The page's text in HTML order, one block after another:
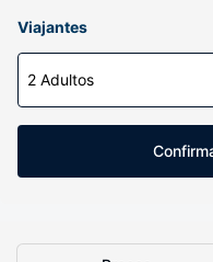
Viajantes
2 Adultos